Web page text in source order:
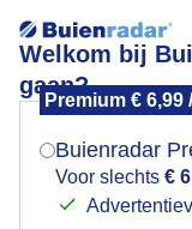
Welkom bij
gaan?
Premium € 6,99
Buienradar
Voor slechts €
Zonsondergang
Mogen we